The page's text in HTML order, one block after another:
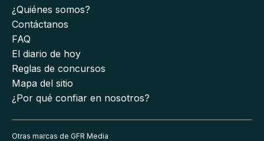
¿Quiénes somos?
Contáctanos
FAQ
El diario de hoy
Reglas de concursos
Mapa del sitio
¿Por qué confiar en nosotros?
Otras marcas de GFR Media